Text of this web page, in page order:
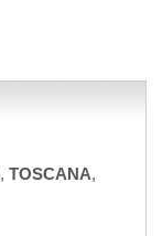
, TOSCANA,